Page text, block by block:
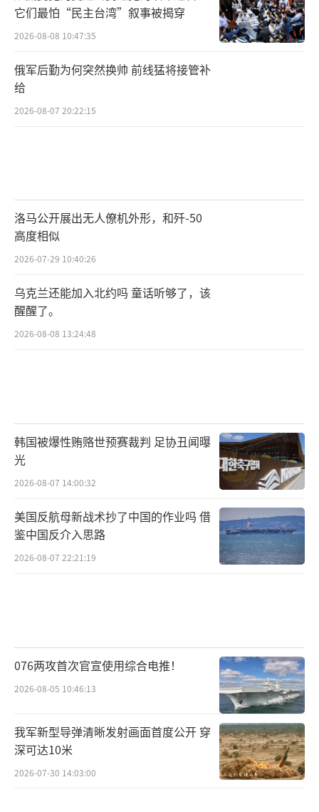
它们最怕“民主台湾”叙事被揭穿
2026-08-08 10:47:35
俄军后勤为何突然换帅 前线猛将接管补
给
2026-08-07 20:22:15
洛马公开展出无人僚机外形，和歼-50
高度相似
2026-07-29 10:40:26
乌克兰还能加入北约吗 童话听够了，该
醒醒了。
2026-08-08 13:24:48
韩国被爆性贿赂世预赛裁判 足协丑闻曝
光
2026-08-07 14:00:32
美国反航母新战术抄了中国的作业吗 借
鉴中国反介入思路
2026-08-07 22:21:19
076两攻首次官宣使用综合电推！
2026-08-05 10:46:13
我军新型导弹清晰发射画面首度公开 穿
深可达10米
2026-07-30 14:03:00